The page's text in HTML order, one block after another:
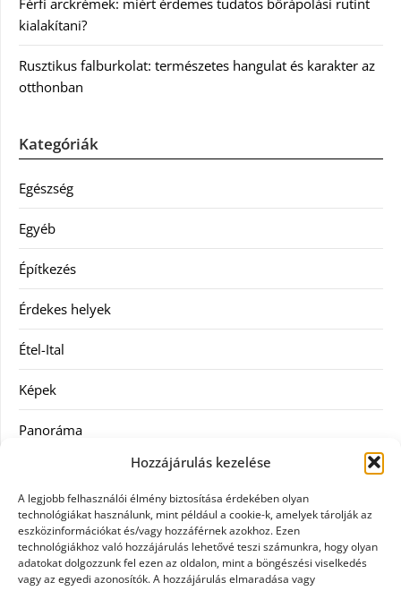
Hozzájárulás kezelése
A legjobb felhasználói élmény biztosítása érdekében olyan
technológiákat használunk, mint például a cookie-k, amelyek tárolják az
eszközinformációkat és/vagy hozzáférnek azokhoz. Ezen
technológiákhoz való hozzájárulás lehetővé teszi számunkra, hogy olyan
adatokat dolgozzunk fel ezen az oldalon, mint a böngészési viselkedés
vagy az egyedi azonosítók. A hozzájárulás elmaradása vagy
Férfi arckrémek: miért érdemes tudatos bőrápolási rutint
kialakítani?
Rusztikus falburkolat: természetes hangulat és karakter az
otthonban
Kategóriák
Egészség
Egyéb
Építkezés
Érdekes helyek
Étel-Ital
Képek
Panoráma
Szolgáltatás
Vásárlás